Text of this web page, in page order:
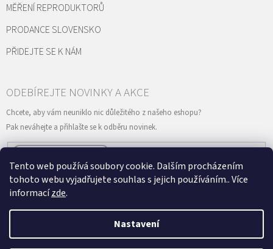
Tento web používá soubory cookie. Dalším procházením
tohoto webu vyjadřujete souhlas s jejich používáním.. Více
informacízde.
Nastavení
MĚŘENÍ REPRODUKTORŮ
PRODANCE SLOVENSKO
PŘIDEJTE SE K NÁM
Vložením e-mailu souhlasíte spodmínkami ochrany osobních údajů
PŘIHLÁSIT